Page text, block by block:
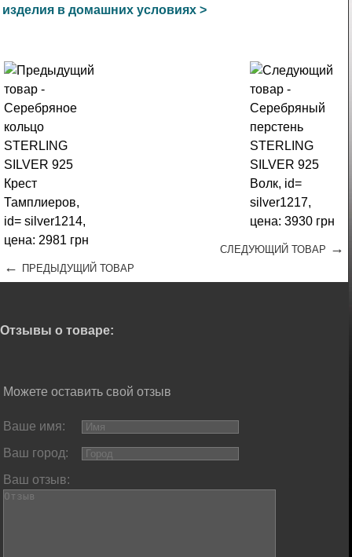
изделия в домашних условиях >
← ПРЕДЫДУЩИЙ ТОВАР
СЛЕДУЮЩИЙ ТОВАР →
Отзывы о товаре:
Можете оставить свой отзыв
Ваше имя:
Ваш город:
Ваш отзыв: